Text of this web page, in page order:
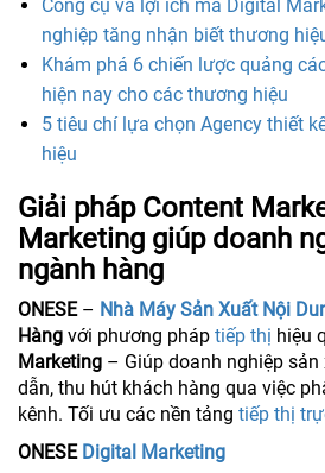
Công cụ và lợi ích mà Digital
nghiệp tăng nhận biết thương
Khám phá 6 chiến lược quảng
hiện nay cho các thương hiệu
5 tiêu chí lựa chọn Agency thiết
hiệu
Giải pháp Content
Marketing giúp doanh
ngành hàng
ONESE– Nhà Máy Sản Xuất Nội
Hàng với phương pháp tiếp thị hiệu
Marketing – Giúp doanh nghiệp
dẫn, thu hút khách hàng qua việc
kênh. Tối ưu các nền tảng tiếp thị
ONESE Digital Marketing